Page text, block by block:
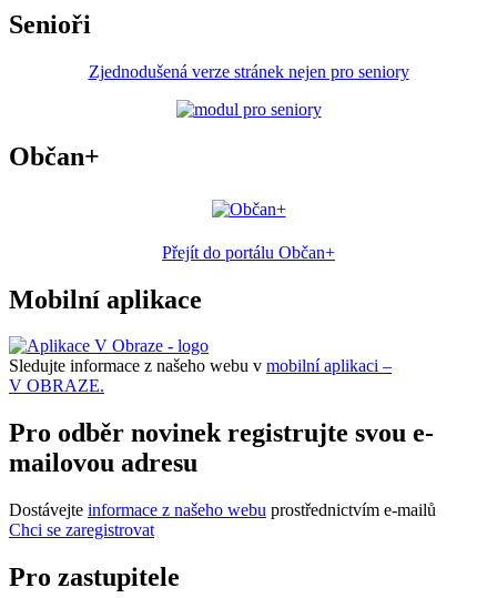
Senioři
Zjednodušená verze stránek nejen pro seniory
Občan+
Přejít do portálu Občan+
Mobilní aplikace
Sledujte informace z našeho webu v mobilní aplikaci –
V OBRAZE.
Pro odběr novinek registrujte svou e-
mailovou adresu
Dostávejte informace z našeho webu prostřednictvím e-mailů
Chci se zaregistrovat
Pro zastupitele